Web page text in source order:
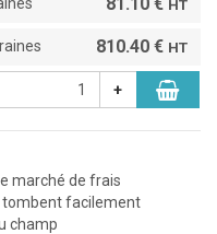
HT
810.40 € HT
+
marché de frais
tombent facilement
champ